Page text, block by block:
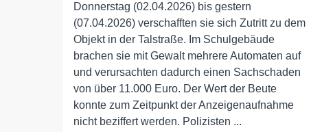
Donnerstag (02.04.2026) bis gestern
(07.04.2026) verschafften sie sich Zutritt zu dem
Objekt in der Talstraße. Im Schulgebäude
brachen sie mit Gewalt mehrere Automaten auf
und verursachten dadurch einen Sachschaden
von über 11.000 Euro. Der Wert der Beute
konnte zum Zeitpunkt der Anzeigenaufnahme
nicht beziffert werden. Polizisten ...